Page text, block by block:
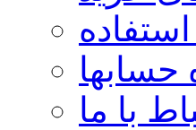
حسابها
با ما